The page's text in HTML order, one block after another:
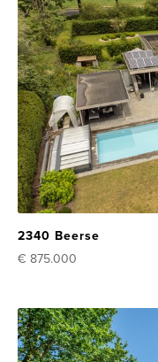
2340 Beerse
€ 875.000